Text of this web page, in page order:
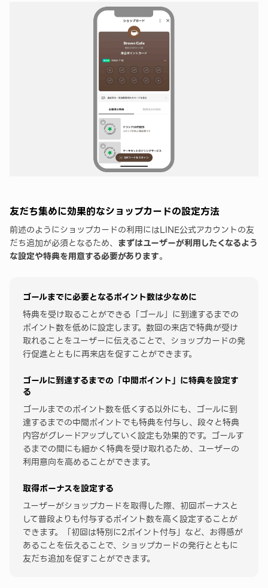
友だち集めに効果的なショップカードの設定方法
前述のようにショップカードの利用にはLINE公式アカウントの友
だち追加が必須となるため、 まずはユーザーが利用したくなるよう
な設定や特典を用意する必要があります。
ゴールまでに必要となるポイント数は少なめに
特典を受け取ることができる「ゴール」に到達するまでの
ポイント数を低めに設定します。数回の来店で特典が受け
取れることをユーザーに伝えることで、ショップカードの発
行促進とともに再来店を促すことができます。
ゴールに到達するまでの「中間ポイント」に特典を設定す
る
ゴールまでのポイント数を低くする以外にも、ゴールに到
達するまでの中間ポイントでも特典を付与し、段々と特典
内容がグレードアップしていく設定も効果的です。ゴールす
るまでの間にも細かく特典を受け取れるため、ユーザーの
利用意向を高めることができます。
取得ボーナスを設定する
ユーザーがショップカードを取得した際、初回ボーナスと
して普段よりも付与するポイント数を高く設定することが
できます。「初回は特別に2ポイント付与」など、お得感が
あることを伝えることで、ショップカードの発行とともに
友だち追加を促すことができます。